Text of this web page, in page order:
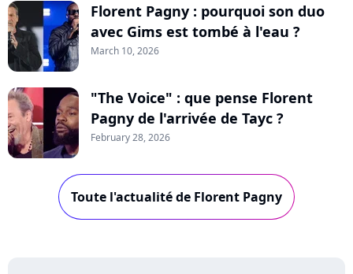
Florent Pagny : pourquoi son duo
avec Gims est tombé à l'eau ?
March 10, 2026
"The Voice" : que pense Florent
Pagny de l'arrivée de Tayc ?
February 28, 2026
Toute l'actualité de Florent Pagny